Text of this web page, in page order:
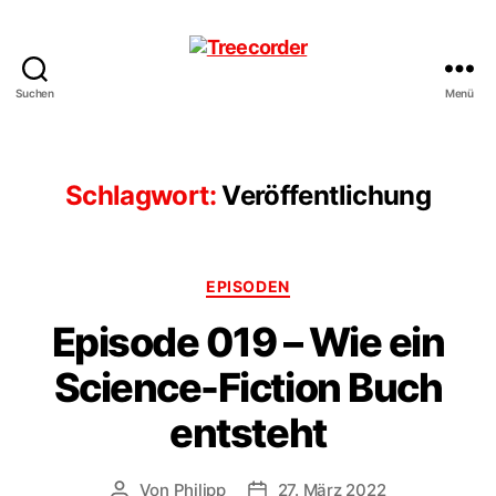
Suchen Menü
Schlagwort:Veröffentlichung
Kategorien
EPISODEN
Episode 019 – Wie ein
Science-Fiction Buch
entsteht
Beitragsautor
Von Philipp Veröffentlichungsdatum
27. März 2022